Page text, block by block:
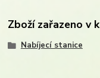
Zboží zařazeno v
Nabíjecí stanice